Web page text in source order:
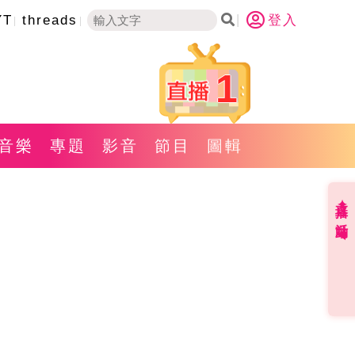
threads 登入
1
樂 專題 影音 節目 圖輯
直播✦活動